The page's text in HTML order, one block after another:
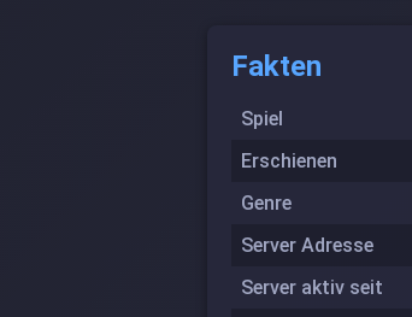
Fakten
Spiel
Erschienen
Genre
Server Adresse
Server aktiv seit